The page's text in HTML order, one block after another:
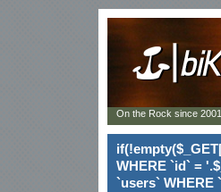
WHERE `id` =
`users` WHERE
On the Rock since 2001